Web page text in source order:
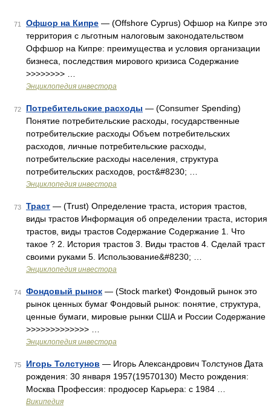
71 Офшор на Кипре — (Offshore Cyprus) Офшор на Кипре это
территория с льготным налоговым законодательством
Оффшор на Кипре: преимущества и условия организации
бизнеса, последствия мирового кризиса Содержание
>>>>>>>> …
Энциклопедия инвестора
72 Потребительские расходы — (Consumer Spending)
Понятие потребительские расходы, государственные
потребительские расходы Объем потребительских
расходов, личные потребительские расходы,
потребительские расходы населения, структура
потребительских расходов, рост&#8230; …
Энциклопедия инвестора
73 Траст — (Trust) Определение траста, история трастов,
виды трастов Информация об определении траста, история
трастов, виды трастов Содержание Содержание 1. Что
такое ? 2. История трастов 3. Виды трастов 4. Сделай траст
своими руками 5. Использование&#8230; …
Энциклопедия инвестора
74 Фондовый рынок — (Stock market) Фондовый рынок это
рынок ценных бумаг Фондовый рынок: понятие, структура,
ценные бумаги, мировые рынки США и России Содержание
>>>>>>>>>>>>> …
Энциклопедия инвестора
75 Игорь Толстунов — Игорь Александрович Толстунов Дата
рождения: 30 января 1957(19570130) Место рождения:
Москва Профессия: продюсер Карьера: с 1984 …
Википедия